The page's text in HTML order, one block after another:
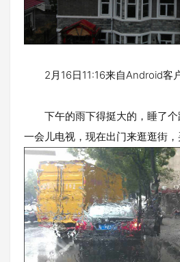
2月16日11:16来自Android客
下午的雨下得挺大的，睡了个
一会儿电视，现在出门来逛逛街